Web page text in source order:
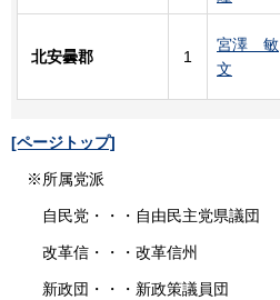
北安曇郡 1
宮澤 敏
文
[ページトップ]
※所属党派
自民党・・・自由民主党県議団
改革信・・・改革信州
新政団・・・新政策議員団